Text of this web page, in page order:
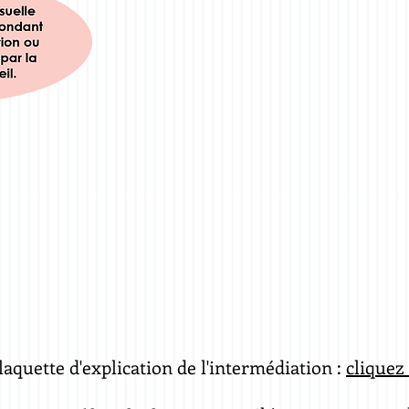
d'explication de l'intermédiation :